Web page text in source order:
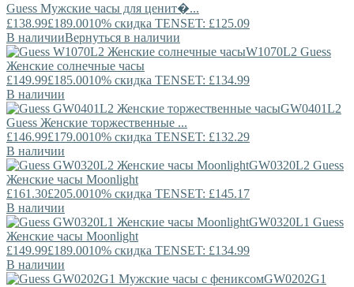
Guess Мужские часы для ценит�...
£138.99£189.0010% скидка TENSET: £125.09
В наличииВернуться в наличии
W1070L2 Guess
Женские солнечные часы
£149.99£185.0010% скидка TENSET: £134.99
В наличии
GW0401L2
Guess Женские торжественные ...
£146.99£179.0010% скидка TENSET: £132.29
В наличии
GW0320L2 Guess
Женские часы Moonlight
£161.30£205.0010% скидка TENSET: £145.17
В наличии
GW0320L1 Guess
Женские часы Moonlight
£149.99£189.0010% скидка TENSET: £134.99
В наличии
GW0202G1